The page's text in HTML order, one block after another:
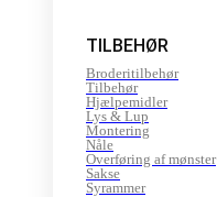
TILBEHØR
Broderitilbehør
Tilbehør
Hjælpemidler
Lys & Lup
Montering
Nåle
Overføring af mønster
Sakse
Syrammer